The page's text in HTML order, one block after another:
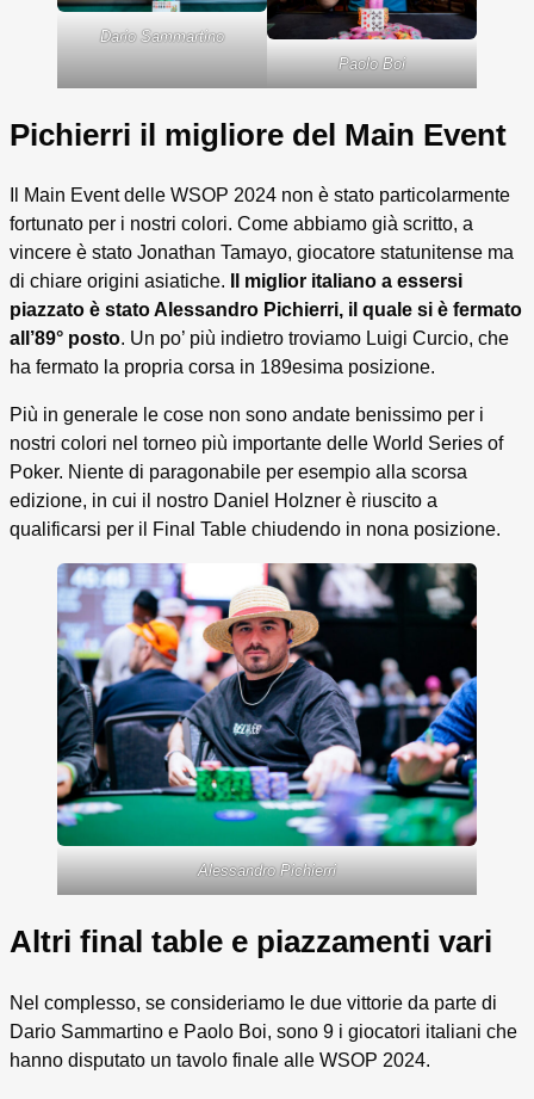
Dario Sammartino
Paolo Boi
Pichierri il migliore del Main Event
Il Main Event delle WSOP 2024 non è stato particolarmente
fortunato per i nostri colori. Come abbiamo già scritto, a
vincere è stato Jonathan Tamayo, giocatore statunitense ma
di chiare origini asiatiche.
Il miglior italiano a essersi
piazzato è stato Alessandro Pichierri, il quale si è fermato
all’89° posto. Un po’ più indietro troviamo Luigi Curcio, che
ha fermato la propria corsa in 189esima posizione.
Più in generale le cose non sono andate benissimo per i
nostri colori nel torneo più importante delle World Series of
Poker. Niente di paragonabile per esempio alla scorsa
edizione, in cui il nostro Daniel Holzner è riuscito a
qualificarsi per il Final Table chiudendo in nona posizione.
Alessandro Pichierri
Altri final table e piazzamenti vari
Nel complesso, se consideriamo le due vittorie da parte di
Dario Sammartino e Paolo Boi, sono 9 i giocatori italiani che
hanno disputato un tavolo finale alle WSOP 2024.